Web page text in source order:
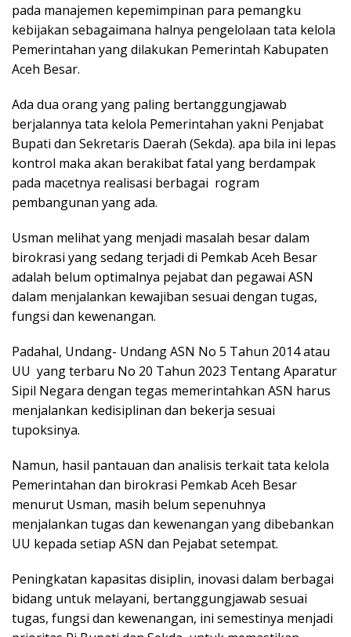
pada manajemen kepemimpinan para pemangku
kebijakan sebagaimana halnya pengelolaan tata kelola
Pemerintahan yang dilakukan Pemerintah Kabupaten
Aceh Besar.
Ada dua orang yang paling bertanggungjawab
berjalannya tata kelola Pemerintahan yakni Penjabat
Bupati dan Sekretaris Daerah (Sekda). apa bila ini lepas
kontrol maka akan berakibat fatal yang berdampak
pada macetnya realisasi berbagai rogram
pembangunan yang ada.
Usman melihat yang menjadi masalah besar dalam
birokrasi yang sedang terjadi di Pemkab Aceh Besar
adalah belum optimalnya pejabat dan pegawai ASN
dalam menjalankan kewajiban sesuai dengan tugas,
fungsi dan kewenangan.
Padahal, Undang- Undang ASN No 5 Tahun 2014 atau
UU yang terbaru No 20 Tahun 2023 Tentang Aparatur
Sipil Negara dengan tegas memerintahkan ASN harus
menjalankan kedisiplinan dan bekerja sesuai
tupoksinya.
Namun, hasil pantauan dan analisis terkait tata kelola
Pemerintahan dan birokrasi Pemkab Aceh Besar
menurut Usman, masih belum sepenuhnya
menjalankan tugas dan kewenangan yang dibebankan
UU kepada setiap ASN dan Pejabat setempat.
Peningkatan kapasitas disiplin, inovasi dalam berbagai
bidang untuk melayani, bertanggungjawab sesuai
tugas, fungsi dan kewenangan, ini semestinya menjadi